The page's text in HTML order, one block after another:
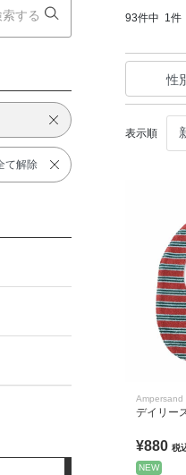
て解除
93件中 1件
性
表示順
Ampersand
デイリー
¥880 税
NEW